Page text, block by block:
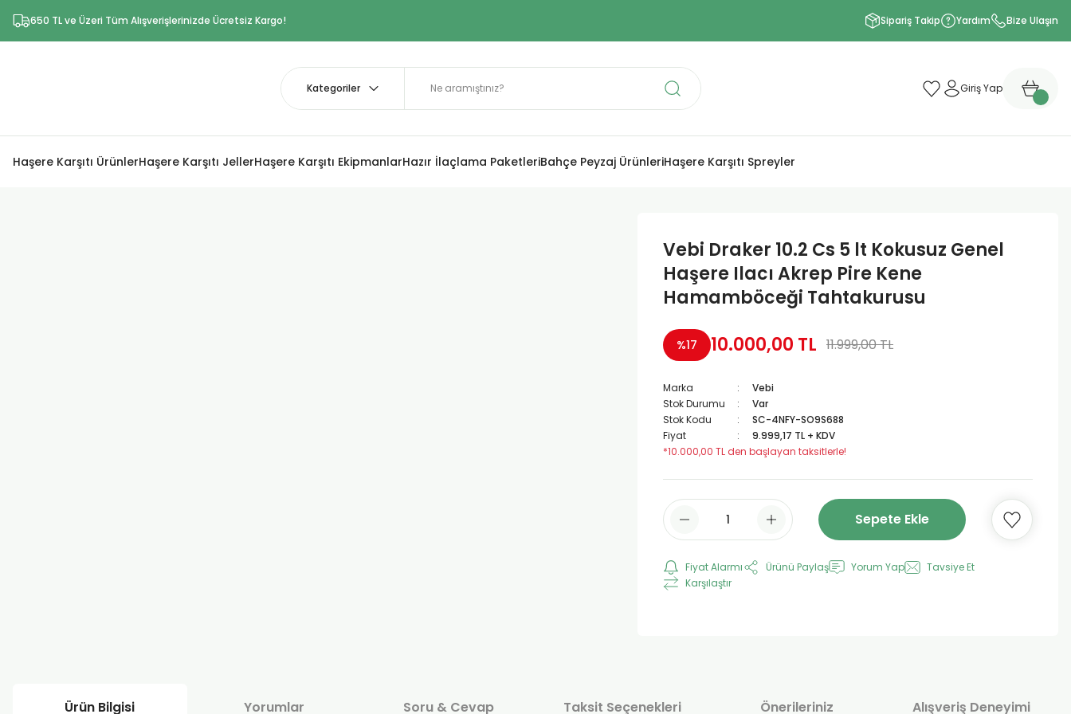
650 TL ve Üzeri Tüm Alışverişlerinizde Ücretsiz Kargo! Sipariş Takip Yardım Bize Ulaşın
Giriş Yap
Haşere Karşıtı ÜrünlerHaşere Karşıtı JellerHaşere Karşıtı EkipmanlarHazır İlaçlama PaketleriBahçe Peyzaj ÜrünleriHaşere Karşıtı Spreyler
Vebi Draker 10.2 Cs 5 lt Kokusuz Genel
Haşere Ilacı Akrep Pire Kene
Hamamböceği Tahtakurusu
%17 10.000,00 TL 11.999,00 TL
Marka
Vebi
Stok Durumu
Var
Stok Kodu
SC-4NFY-SO9S688
Fiyat
9.999,17 TL + KDV
*10.000,00 TL den başlayan taksitlerle!
Sepete Ekle
Fiyat Alarmı Ürünü Paylaş Yorum Yap
Tavsiye Et
Karşılaştır
Ürün Bilgisi Yorumlar Soru & Cevap Taksit Seçenekleri Önerileriniz Alışveriş Deneyimi